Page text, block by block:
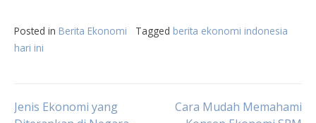
Posted in Berita Ekonomi Tagged berita ekonomi indonesia
hari ini
Post
Jenis Ekonomi yang
Cara Mudah Memahami